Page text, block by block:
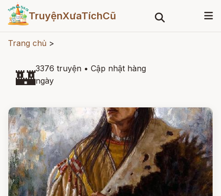
TruyệnXưaTíchCũ
Trang chủ >
🏰3376 truyện • Cập nhật hàng
ngày